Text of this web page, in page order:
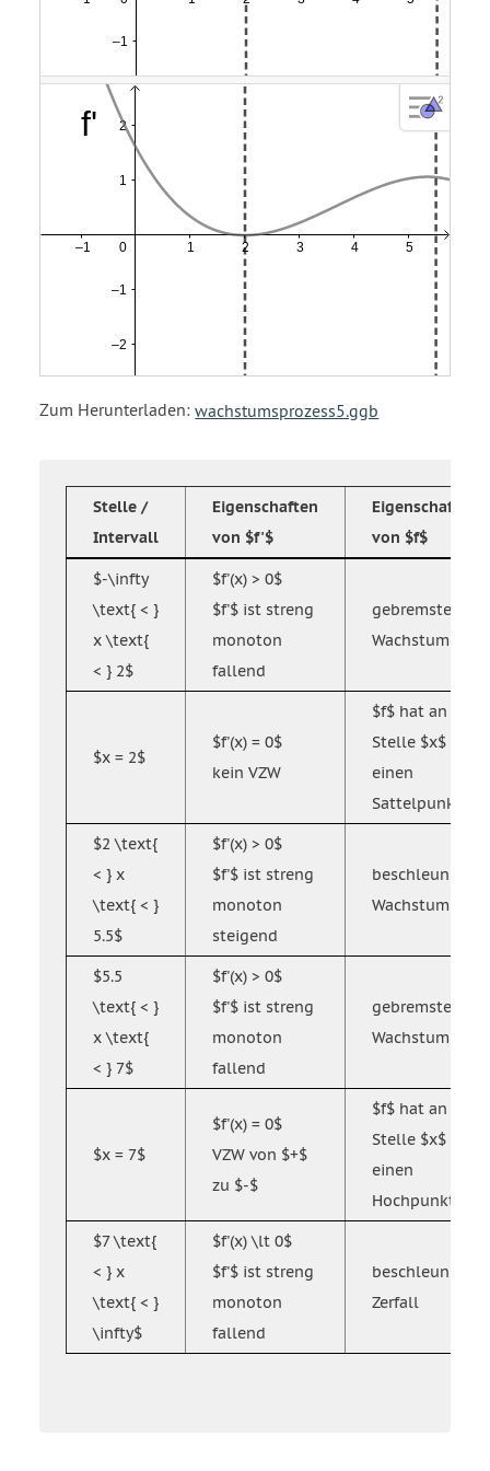
Zum Herunterladen: wachstumsprozess5.ggb
Stelle /
Intervall
Eigenschaften
von $f'$
Eigenschaft
von $f$
$-\infty
\text{ < }
x \text{
< } 2$
$f'(x) > 0$
$f'$ ist streng
monoton
fallend
gebremstes
Wachstum
$x = 2$
$f'(x) = 0$
kein VZW
$f$ hat an der
Stelle $x$
einen
Sattelpunkt
$2 \text{
< } x
\text{ < }
5.5$
$f'(x) > 0$
$f'$ ist streng
monoton
steigend
beschleunigtes
Wachstum
$5.5
\text{ < }
x \text{
< } 7$
$f'(x) > 0$
$f'$ ist streng
monoton
fallend
gebremstes
Wachstum
$x = 7$
$f'(x) = 0$
VZW von $+$
zu $-$
$f$ hat an der
Stelle $x$
einen
Hochpunkt
$7 \text{
< } x
\text{ < }
\infty$
$f'(x) \lt 0$
$f'$ ist streng
monoton
fallend
beschleunigter
Zerfall